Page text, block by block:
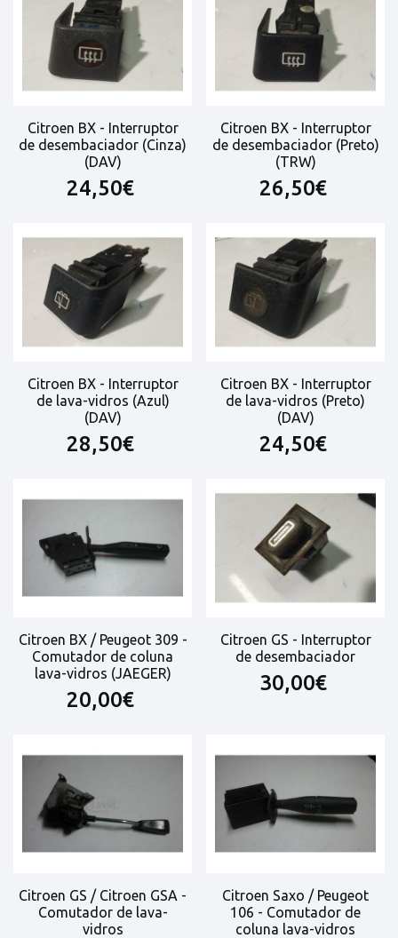
Citroen BX - Interruptor
de desembaciador (Cinza)
(DAV)
24,50€
Citroen BX - Interruptor
de desembaciador (Preto)
(TRW)
26,50€
Citroen BX - Interruptor
de lava-vidros (Azul)
(DAV)
28,50€
Citroen BX - Interruptor
de lava-vidros (Preto)
(DAV)
24,50€
Citroen BX / Peugeot 309 -
Comutador de coluna
lava-vidros (JAEGER)
20,00€
Citroen GS - Interruptor
de desembaciador
30,00€
Citroen GS / Citroen GSA -
Comutador de lava-
vidros
Citroen Saxo / Peugeot
106 - Comutador de
coluna lava-vidros